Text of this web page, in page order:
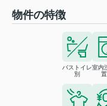
物件の特徴
バストイレ
別
室内